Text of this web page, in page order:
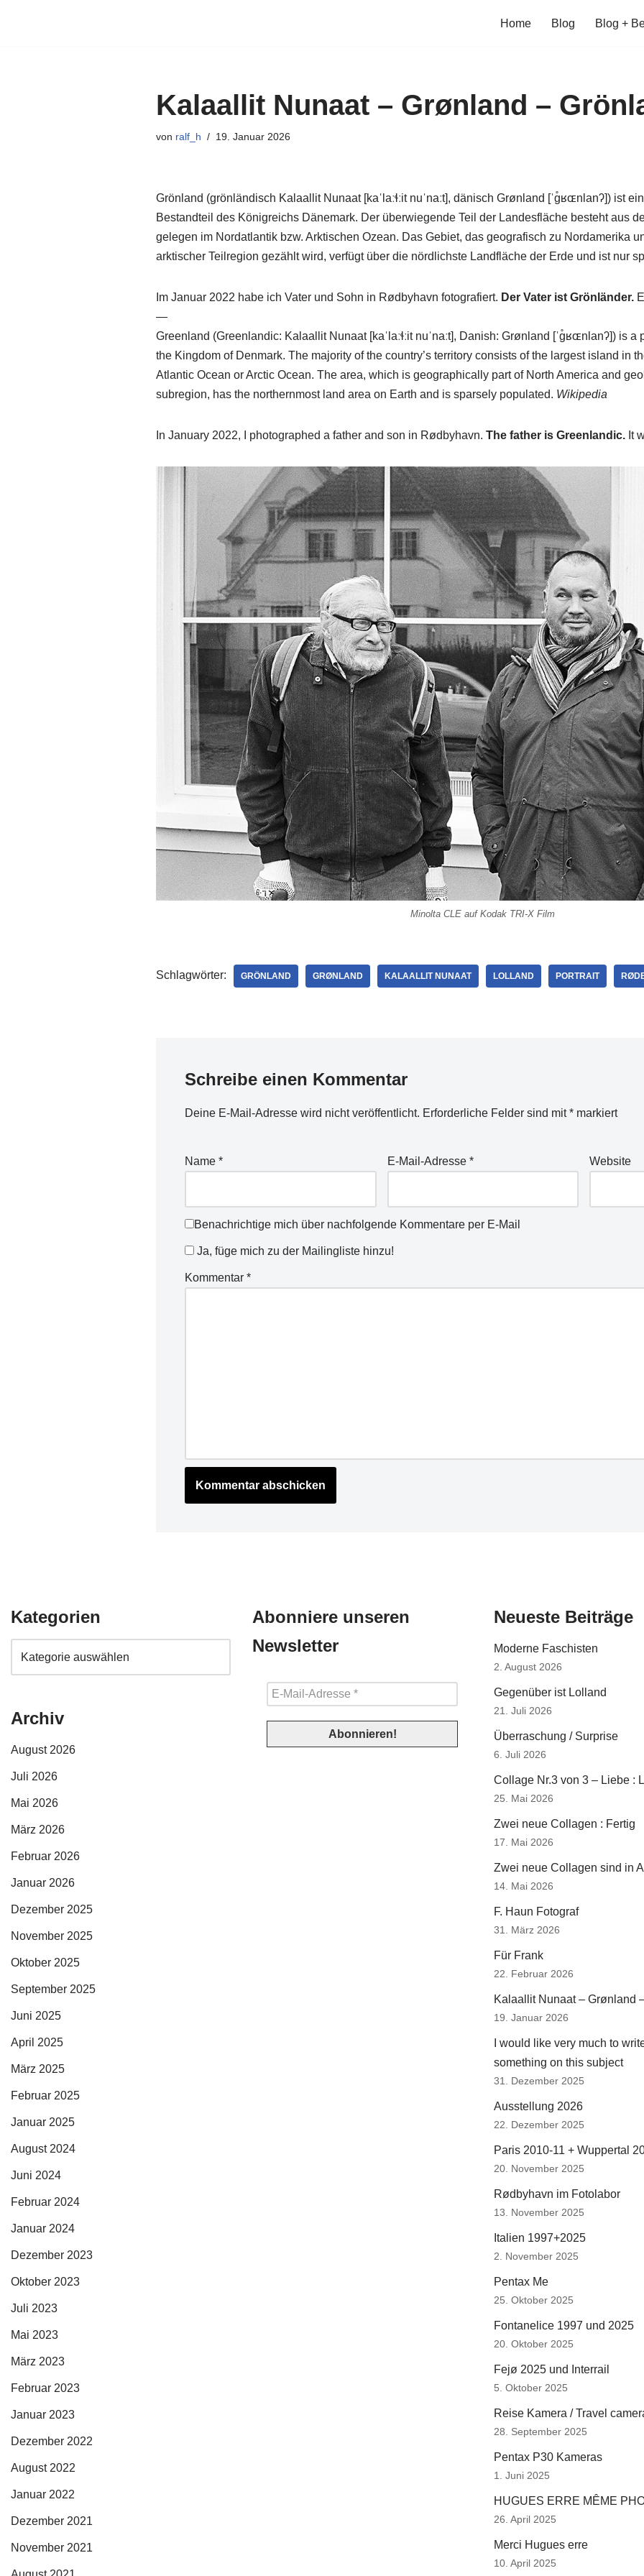
Home Blog Blog +
Kalaallit Nunaat – Grønland –
von ralf_h 19. Januar 2026
Grönland (grönländisch Kalaallit Nunaat [kaˈlaːɬːit nuˈnaːt], dänisch Grønland [ˈɡ̊ʁɶnlanʔ]) ist
Bestandteil des Königreichs Dänemark. Der überwiegende Teil der Landesfläche besteht aus
gelegen im Nordatlantik bzw. Arktischen Ozean. Das Gebiet, das geografisch zu Nordamerika
arktischer Teilregion gezählt wird, verfügt über die nördlichste Landfläche der Erde und ist nur
Im Januar 2022 habe ich Vater und Sohn in Rødbyhavn fotografiert. Der Vater ist Grönländer.
—
Greenland (Greenlandic: Kalaallit Nunaat [kaˈlaːɬːit nuˈnaːt], Danish: Grønland [ˈɡ̊ʁɶnlanʔ]) is
the Kingdom of Denmark. The majority of the country’s territory consists of the largest island in
Atlantic Ocean or Arctic Ocean. The area, which is geographically part of North America and
subregion, has the northernmost land area on Earth and is sparsely populated. Wikipedia
In January 2022, I photographed a father and son in Rødbyhavn. The father is Greenlandic.It
Minolta CLE auf Kodak TRI-X Film
Schlagwörter: GRÖNLAND GRØNLAND KALAALLIT NUNAAT LOLLAND PORTRAIT
Schreibe einen Kommentar
Deine E-Mail-Adresse wird nicht veröffentlicht. Erforderliche Felder sind mit*markiert
Name * E-Mail-Adresse * Website
Benachrichtige mich über nachfolgende Kommentare per E-Mail
Ja, füge mich zu der Mailingliste hinzu!
Kommentar *
Kategorien
Archiv
August 2026
Juli 2026
Mai 2026
März 2026
Februar 2026
Januar 2026
Dezember 2025
November 2025
Oktober 2025
September 2025
Juni 2025
April 2025
März 2025
Februar 2025
Januar 2025
August 2024
Juni 2024
Februar 2024
Januar 2024
Dezember 2023
Oktober 2023
Juli 2023
Mai 2023
März 2023
Februar 2023
Januar 2023
Dezember 2022
August 2022
Januar 2022
Dezember 2021
November 2021
Abonniere unseren
Newsletter
Neueste Beiträge
Moderne Faschisten
2. August 2026
Gegenüber ist Lolland
21. Juli 2026
Überraschung / Surprise
6. Juli 2026
Collage Nr.3 von 3 – Liebe :
25. Mai 2026
Zwei neue Collagen : Fertig
17. Mai 2026
Zwei neue Collagen sind in
14. Mai 2026
F. Haun Fotograf
31. März 2026
Für Frank
22. Februar 2026
Kalaallit Nunaat – Grønland
19. Januar 2026
I would like very much to
something on this subject
31. Dezember 2025
Ausstellung 2026
22. Dezember 2025
Paris 2010-11 + Wuppertal
20. November 2025
Rødbyhavn im Fotolabor
13. November 2025
Italien 1997+2025
2. November 2025
Pentax Me
25. Oktober 2025
Fontanelice 1997 und 2025
20. Oktober 2025
Fejø 2025 und Interrail
5. Oktober 2025
Reise Kamera / Travel
28. September 2025
Pentax P30 Kameras
1. Juni 2025
HUGUES ERRE MÊME
26. April 2025
Merci Hugues erre
10. April 2025